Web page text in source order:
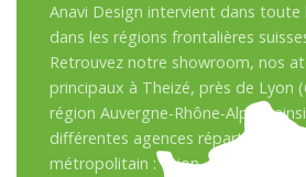
Anavi Design intervient dans toute
dans les régions frontalières
Retrouvez notre showroom, nos
principaux à Theizé, près de Lyon
région Auvergne-Rhône-Alpes,
différentes agences réparties sur
métropolitain : Dijon, Besançon,